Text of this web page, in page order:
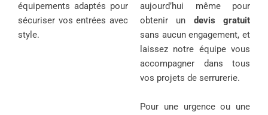
équipements adaptés pour
sécuriser vos entrées avec
style.
aujourd’hui même pour
obtenir un devis gratuit
sans aucun engagement, et
laissez notre équipe vous
accompagner dans tous
vos projets de serrurerie.
Pour une urgence ou une